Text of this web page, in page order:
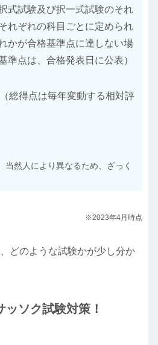
式試験及び択一式試験のそれ
れぞれの科目ごとに定められ
かが合格基準点に達しない場
準点は、合格発表日に公表）
総得点は毎年変動する相対評
当然人により異なるため、ざっく
※2023年4月時点
どのような試験かが少し分か
ソク試験対策！